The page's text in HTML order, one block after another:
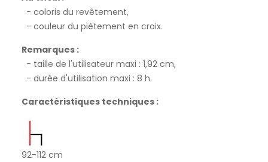
- coloris du revêtement,
- couleur du piètement en croix.
Remarques :
- taille de l'utilisateur maxi : 1,92 cm,
- durée d'utilisation maxi : 8 h.
Caractéristiques techniques :
92-112 cm